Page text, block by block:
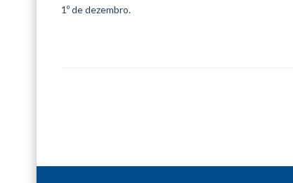
1º de dezembro.